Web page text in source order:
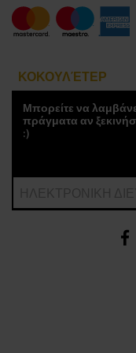
ΚΟΚΟΥΛΈΤΕΡ
Μπορείτε να
πράγματα αν
:)